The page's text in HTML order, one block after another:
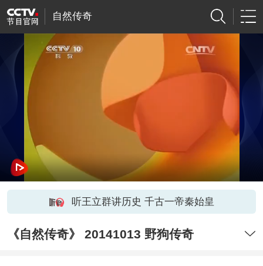
自然传奇
听王立群讲历史 千古一帝秦始皇
《自然传奇》 20141013 野狗传奇